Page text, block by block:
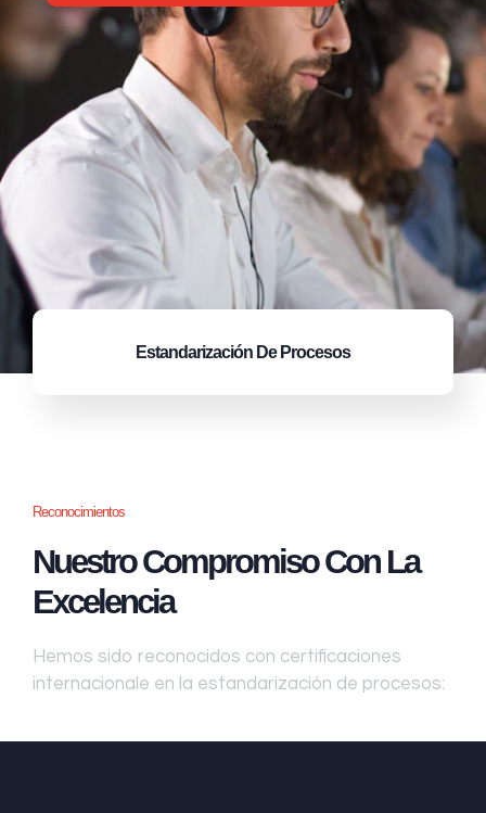
Estandarización De Procesos
Reconocimientos
Nuestro Compromiso Con La
Excelencia
Hemos sido reconocidos con certificaciones
internacionale en la estandarización de procesos: